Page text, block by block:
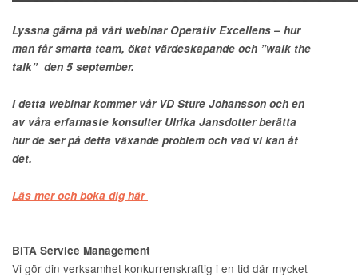
Lyssna gärna på vårt webinar Operativ Excellens – hur
man får smarta team, ökat värdeskapande och ”walk the
talk” den 5 september.
I detta webinar kommer vår VD Sture Johansson och en
av våra erfarnaste konsulter Ulrika Jansdotter berätta
hur de ser på detta växande problem och vad vi kan åt
det.
Läs mer och boka dig här
BiTA Service Management
Vi gör din verksamhet konkurrenskraftig i en tid där mycket